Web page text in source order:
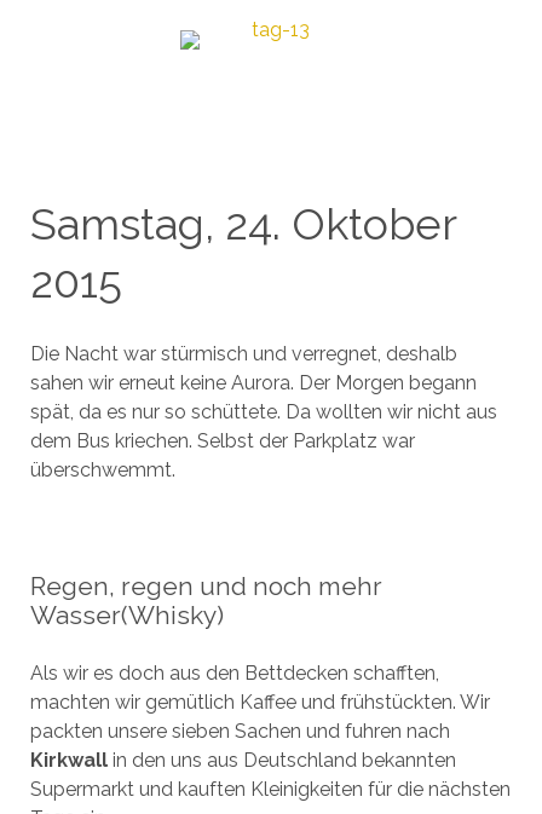
Samstag, 24. Oktober
2015
Die Nacht war stürmisch und verregnet, deshalb
sahen wir erneut keine Aurora. Der Morgen begann
spät, da es nur so schüttete. Da wollten wir nicht aus
dem Bus kriechen. Selbst der Parkplatz war
überschwemmt.
Regen, regen und noch mehr
Wasser(Whisky)
Als wir es doch aus den Bettdecken schafften,
machten wir gemütlich Kaffee und frühstückten. Wir
packten unsere sieben Sachen und fuhren nach
Kirkwallin den uns aus Deutschland bekannten
Supermarkt und kauften Kleinigkeiten für die nächsten